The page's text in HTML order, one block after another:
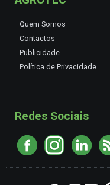
Quem Somos
Contactos
Publicidade
Política de Privacidade
Redes Sociais